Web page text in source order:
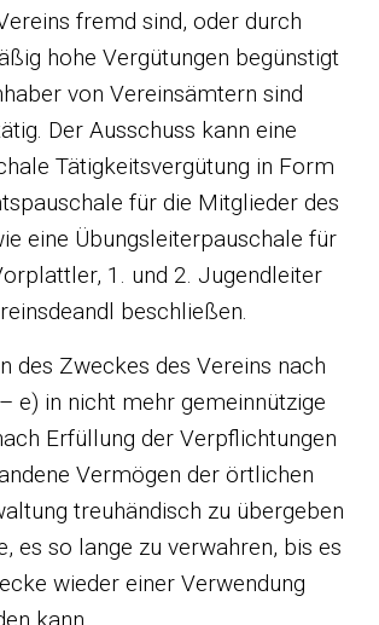
fremd sind, oder durch
hohe Vergütungen begünstigt
von Vereinsämtern sind
Der Ausschuss kann eine
Tätigkeitsvergütung in Form
für die Mitglieder des
eine Übungsleiterpauschale für
1. und 2. Jugendleiter
beschließen.
des Zweckes des Vereins nach
e) in nicht mehr gemeinnützige
Erfüllung der Verpflichtungen
Vermögen der örtlichen
treuhändisch zu übergeben
es so lange zu verwahren, bis es
wieder einer Verwendung